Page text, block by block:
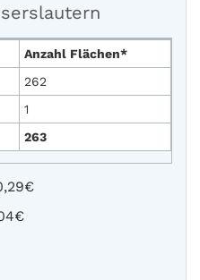
Anzahl Flächen*
262
1
263